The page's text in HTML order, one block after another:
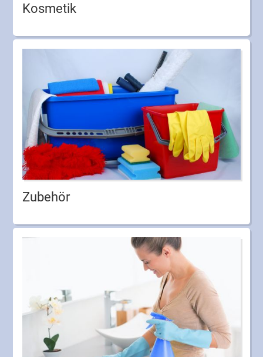
Kosmetik
Zubehör